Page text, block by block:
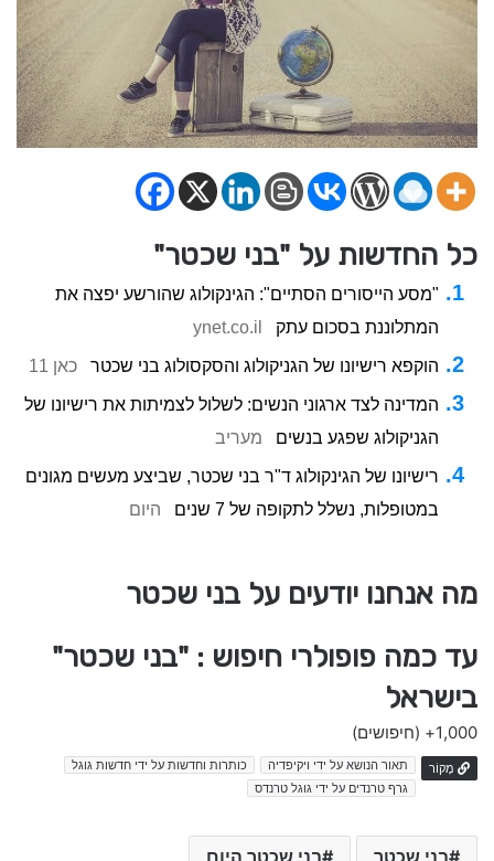
כל החדשות על "בני שכטר"
"מסע הייסורים הסתיים": הגינקולוג שהורשע יפצה את
המתלוננת בסכום עתק
ynet.co.il
הוקפא רישיונו של הגניקולוג והסקסולוג בני שכטר כאן 11
המדינה לצד ארגוני הנשים: לשלול לצמיתות את רישיונו של
הגניקולוג שפגע בנשים
מעריב
רישיונו של הגינקולוג ד"ר בני שכטר, שביצע מעשים מגונים
במטופלות, נשלל לתקופה של 7 שנים
היום
מה אנחנו יודעים על בני שכטר
עד כמה פופולרי חיפוש : "בני שכטר"
בישראל
1,000+ (חיפושים)
מָקוֹר תאור הנושא על ידי ויקיפדיה
כותרות וחדשות על ידי חדשות גוגל
גרף טרנדים על ידי גוגל טרנדס
בני שכטר בני שכטר היום